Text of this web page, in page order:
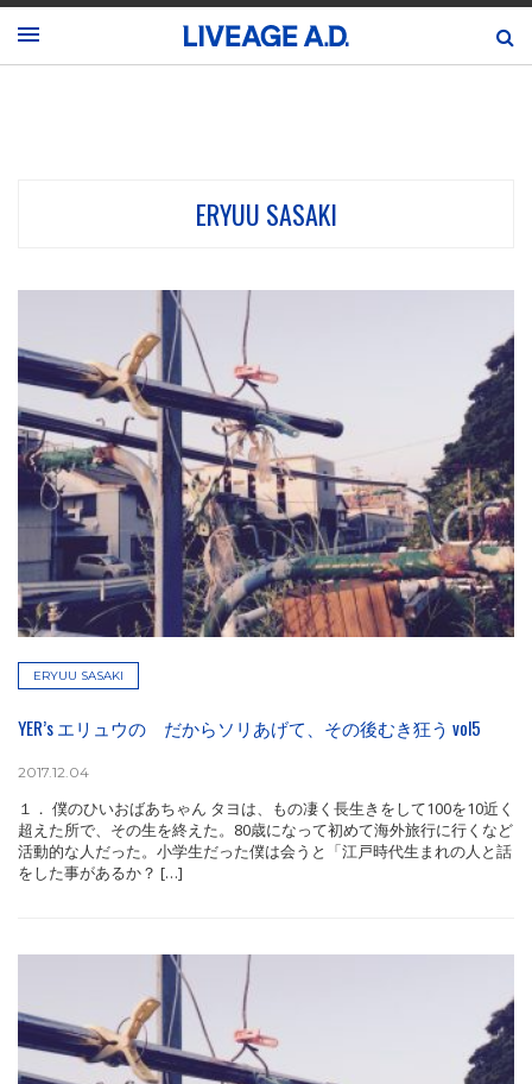
ERYUU SASAKI
ERYUU SASAKI
YER’s エリュウの だからソリあげて、その後むき狂う vol5
2017.12.04
１． 僕のひいおばあちゃん タヨは、もの凄く長生きをして100を10近く
超えた所で、その生を終えた。80歳になって初めて海外旅行に行くなど
活動的な人だった。小学生だった僕は会うと「江戸時代生まれの人と話
をした事があるか？ […]